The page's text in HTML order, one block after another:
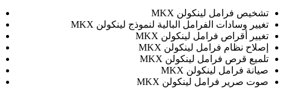
تشخيص فرامل لينكولن MKX
تغيير وسادات الفرامل البالية لنموذج لينكولن MKX
تغيير أقراص فرامل لينكولن MKX
إصلاح نظام فرامل لينكولن MKX
تلميع قرص فرامل لينكولن MKX
صيانة فرامل لينكولن MKX
صوت صرير فرامل لينكولن MKX